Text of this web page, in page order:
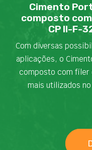
Cimento
composto
CP II-F-
Com diversas
aplicações, o
composto com fíler
mais utilizados